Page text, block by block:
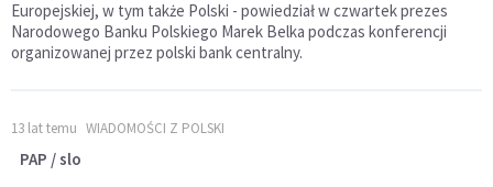
Europejskiej, w tym także Polski - powiedział w czwartek prezes
Narodowego Banku Polskiego Marek Belka podczas konferencji
organizowanej przez polski bank centralny.
13 lat temu WIADOMOŚCI Z POLSKI
PAP / slo